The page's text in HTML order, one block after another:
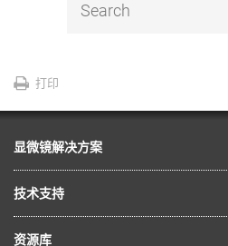
打印
显微镜解决方案
技术支持
资源库